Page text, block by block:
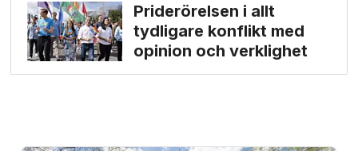
Priderörelsen i allt
tydligare konflikt med
opinion och verklighet